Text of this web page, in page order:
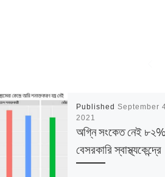
Published September
2021
অগ্নি সংকেত নেই ৮২%
বেসরকারি স্বাস্থ্যকেন্দ্রে